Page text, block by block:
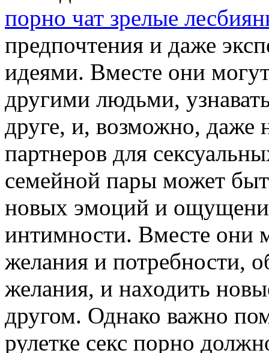
порно чат зрелые
предпочтения и даже
идеями. Вместе они
другими людьми,
друге, и, возможно, даже
партнеров для
семейной пары может
новых эмоций и
интимности. Вместе они
желания и потребности,
желания, и находить
другом. Однако важно
рулетке секс порно